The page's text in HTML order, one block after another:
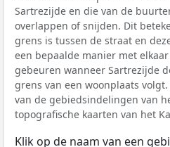
Sartrezijde en die van de
overlappen of snijden. Dit
grens is tussen de straat en
een bepaalde manier met
gebeuren wanneer Sartrezijde
grens van een woonplaats
van de gebiedsindelingen van
topografische kaarten van het
Klik op de naam van een